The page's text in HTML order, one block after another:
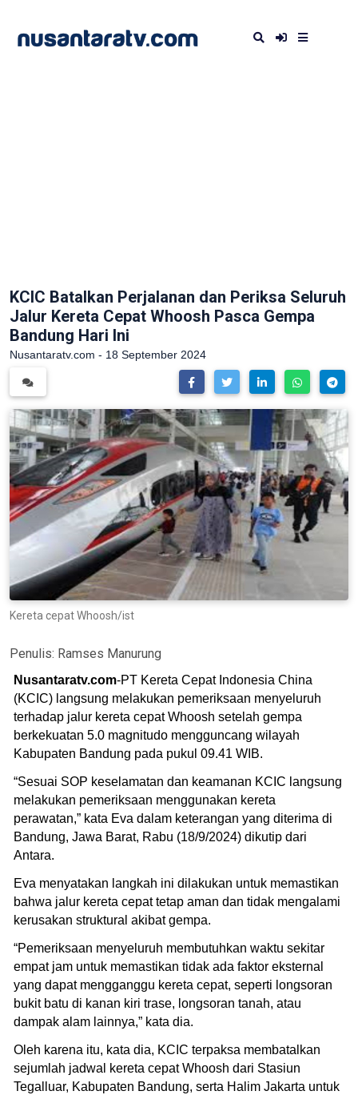
KCIC Batalkan Perjalanan dan Periksa Seluruh
Jalur Kereta Cepat Whoosh Pasca Gempa
Bandung Hari Ini
Nusantaratv.com - 18 September 2024
Kereta cepat Whoosh/ist
Penulis: Ramses Manurung
Nusantaratv.com-PT Kereta Cepat Indonesia China
(KCIC) langsung melakukan pemeriksaan menyeluruh
terhadap jalur kereta cepat Whoosh setelah gempa
berkekuatan 5.0 magnitudo mengguncang wilayah
Kabupaten Bandung pada pukul 09.41 WIB.
“Sesuai SOP keselamatan dan keamanan KCIC langsung
melakukan pemeriksaan menggunakan kereta
perawatan,” kata Eva dalam keterangan yang diterima di
Bandung, Jawa Barat, Rabu (18/9/2024) dikutip dari
Antara.
Eva menyatakan langkah ini dilakukan untuk memastikan
bahwa jalur kereta cepat tetap aman dan tidak mengalami
kerusakan struktural akibat gempa.
“Pemeriksaan menyeluruh membutuhkan waktu sekitar
empat jam untuk memastikan tidak ada faktor eksternal
yang dapat mengganggu kereta cepat, seperti longsoran
bukit batu di kanan kiri trase, longsoran tanah, atau
dampak alam lainnya,” kata dia.
Oleh karena itu, kata dia, KCIC terpaksa membatalkan
sejumlah jadwal kereta cepat Whoosh dari Stasiun
Tegalluar, Kabupaten Bandung, serta Halim Jakarta untuk